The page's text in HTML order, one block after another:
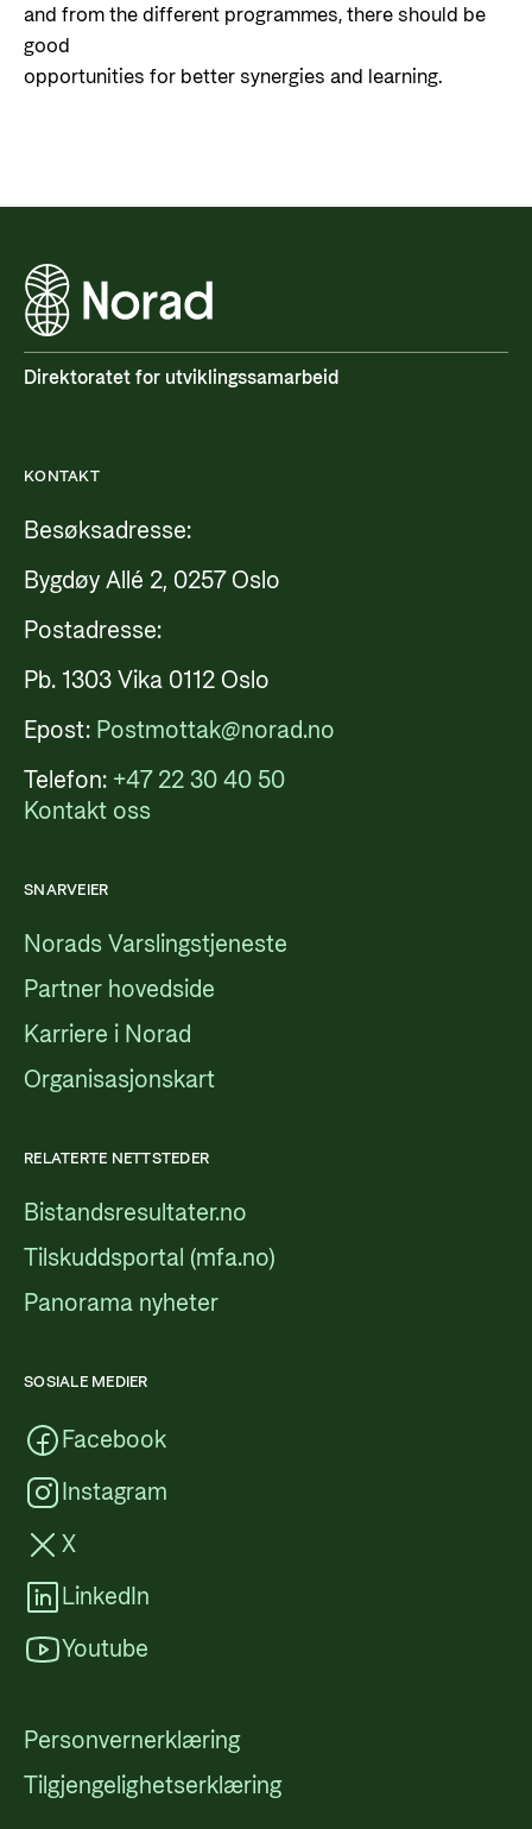
and from the different programmes, there should be
good
opportunities for better synergies and learning.
Direktoratet for utviklingssamarbeid
KONTAKT
Besøksadresse:
Bygdøy Allé 2, 0257 Oslo
Postadresse:
Pb. 1303 Vika 0112 Oslo
Epost: Postmottak@norad.no
Telefon: +47 22 30 40 50
Kontakt oss
SNARVEIER
Norads Varslingstjeneste
Partner hovedside
Karriere i Norad
Organisasjonskart
RELATERTE NETTSTEDER
Bistandsresultater.no
Tilskuddsportal (mfa.no)
Panorama nyheter
SOSIALE MEDIER
Facebook
Instagram
X
LinkedIn
Youtube
Personvernerklæring
Tilgjengelighetserklæring